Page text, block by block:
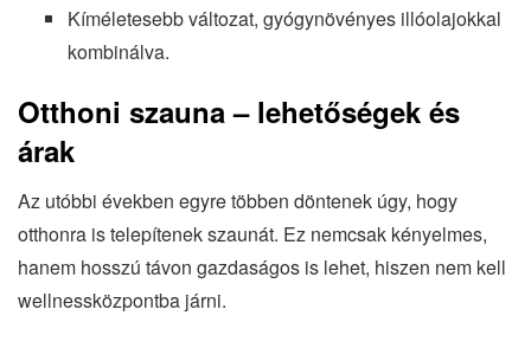
Kíméletesebb változat, gyógynövényes illóolajokkal
kombinálva.
Otthoni szauna – lehetőségek és
árak
Az utóbbi években egyre többen döntenek úgy, hogy
otthonra is telepítenek szaunát. Ez nemcsak kényelmes,
hanem hosszú távon gazdaságos is lehet, hiszen nem kell
wellnessközpontba járni.